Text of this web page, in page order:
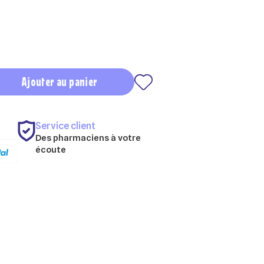
Ajouter au panier
Service client
Des pharmaciens à votre
écoute